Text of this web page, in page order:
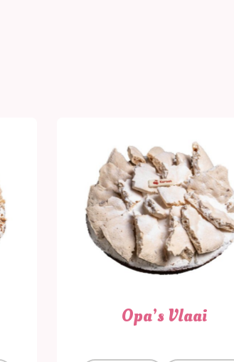
Opa’s Vlaai